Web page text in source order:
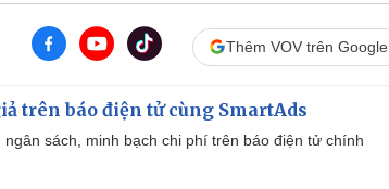
Thêm VOV trên Google
trên báo điện tử cùng SmartAds
sách, minh bạch chi phí trên báo điện tử chính